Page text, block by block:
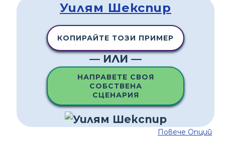
Уилям Шекспир
КОПИРАЙТЕ ТОЗИ ПРИМЕР
— ИЛИ —
НАПРАВЕТЕ СВОЯ
СОБСТВЕНА
СЦЕНАРИЯ
Повече Опций